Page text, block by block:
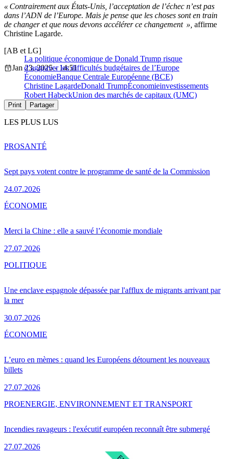
« Contrairement aux États-Unis, l’acceptation de l’échec n’est pas
dans l’ADN de l’Europe. Mais je pense que les choses sont en train
de changer et que nous devons accélérer ce changement », affirme
Christine Lagarde.
La politique économique de Donald Trump risque
d’aggraver les difficultés budgétaires de l’Europe
[AB et LG]
Jan 23, 2025 - 14:51
ÉconomieBanque Centrale Européenne (BCE)
Christine LagardeDonald TrumpÉconomieinvestissements
Robert HabeckUnion des marchés de capitaux (UMC)
Print Partager
LES PLUS LUS
Sept pays votent contre le programme de santé de la Commission
24.07.2026
PROSANTÉ
Merci la Chine : elle a sauvé l’économie mondiale
27.07.2026
ÉCONOMIE
Une enclave espagnole dépassée par l'afflux de migrants arrivant par
la mer
30.07.2026
POLITIQUE
L’euro en mèmes : quand les Européens détournent les nouveaux
billets
27.07.2026
ÉCONOMIE
Incendies ravageurs : l'exécutif européen reconnaît être submergé
27.07.2026
PROENERGIE, ENVIRONNEMENT ET TRANSPORT